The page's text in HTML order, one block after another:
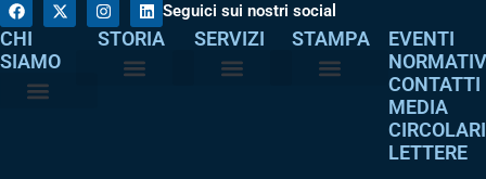
Seguici sui nostri social
CHI
SIAMO
STORIA SERVIZI STAMPA
EVENTI
CONTATTI
MEDIA
CIRCOLARI
LETTERE